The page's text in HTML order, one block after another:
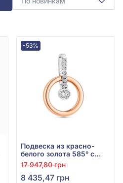
-53%
Подвеска из красно-
белого золота 585° с
фианитом/куб.
цирконием, арт. 440522
17 947,80 грн
8 435,47 грн